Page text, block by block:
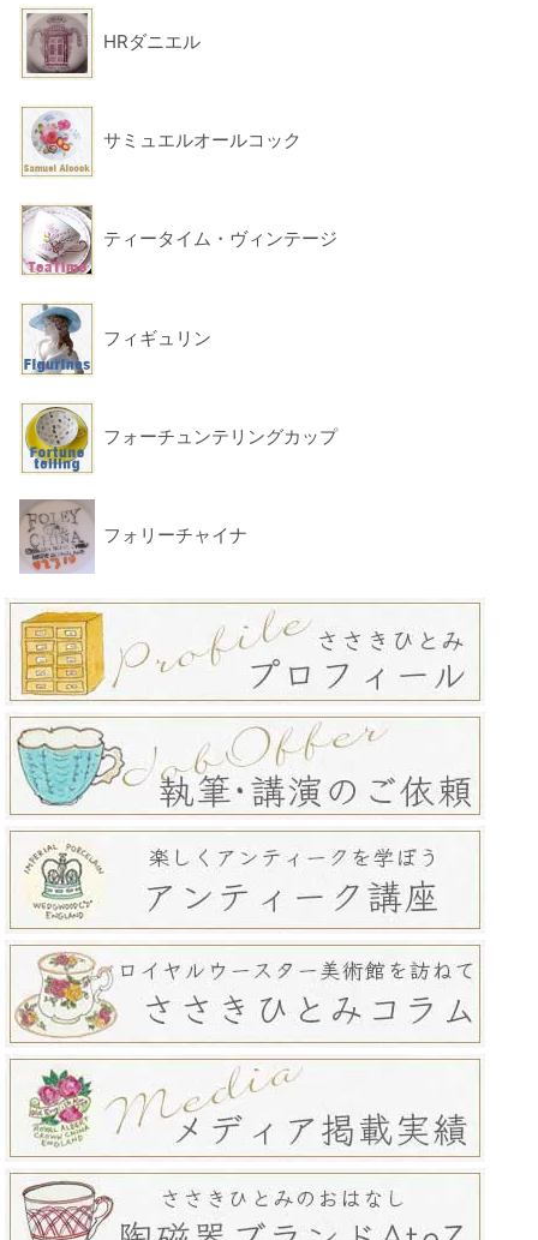
HRダニエル
サミュエルオールコック
ティータイム・ヴィンテージ
フィギュリン
フォーチュンテリングカップ
フォリーチャイナ